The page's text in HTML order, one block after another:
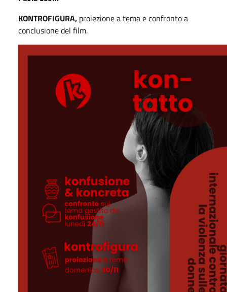
KONTROFIGURA, proiezione a tema e confronto a
conclusione del film.